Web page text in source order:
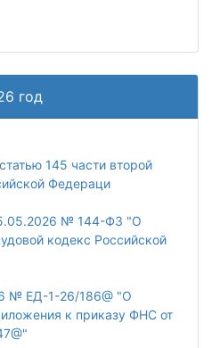
год
145 части второй
Федераци
№ 144-ФЗ "О
кодекс Российской
№ ЕД-1-26/186@ "О
к приказу ФНС от